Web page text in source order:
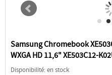
Samsung Chromebook
WXGA HD 11,6" XE503C12-
Disponibilité: en stock